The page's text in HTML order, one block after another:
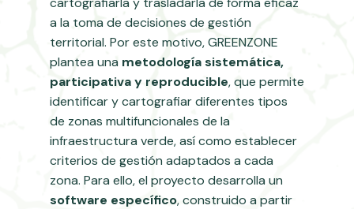
a la toma de decisiones de gestión
territorial. Por este motivo, GREENZONE
plantea una metodología sistemática,
participativa y reproducible, que permite
identificar y cartografiar diferentes tipos
de zonas multifuncionales de la
infraestructura verde, así como establecer
criterios de gestión adaptados a cada
zona. Para ello, el proyecto desarrolla un
software específico, construido a partir